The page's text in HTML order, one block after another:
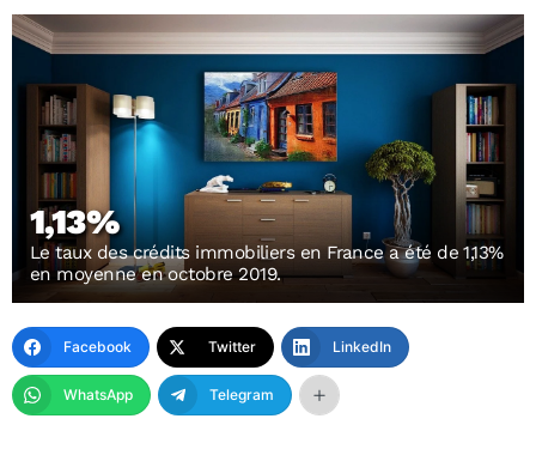
1,13%
Le taux des crédits immobiliers en France a été de 1,13%
en moyenne en octobre 2019.
Facebook Twitter LinkedIn
WhatsApp Telegram